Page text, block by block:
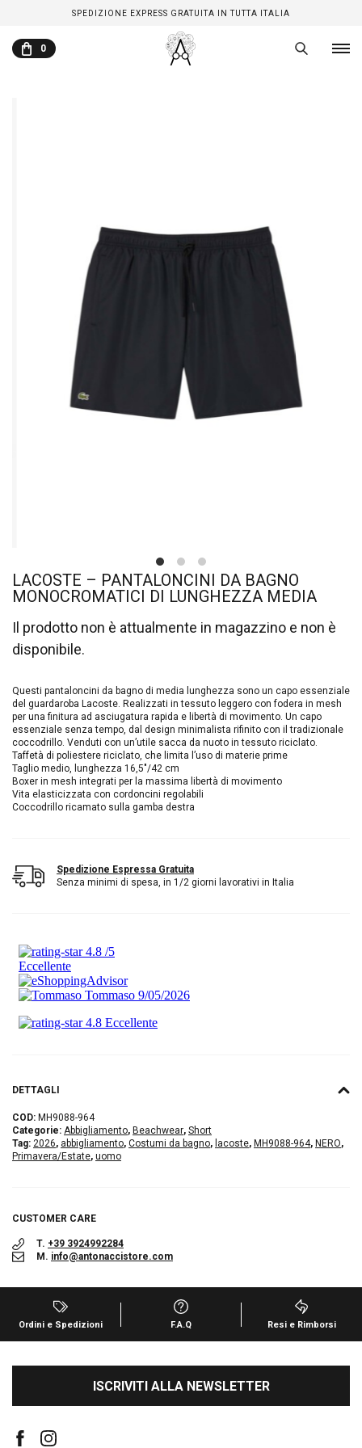
SPEDIZIONE EXPRESS GRATUITA IN TUTTA ITALIA
0
LACOSTE – PANTALONCINI DA BAGNO
MONOCROMATICI DI LUNGHEZZA MEDIA
Il prodotto non è attualmente in magazzino e non è
disponibile.
Questi pantaloncini da bagno di media lunghezza sono un capo essenziale
del guardaroba Lacoste. Realizzati in tessuto leggero con fodera in mesh
per una finitura ad asciugatura rapida e libertà di movimento. Un capo
essenziale senza tempo, dal design minimalista rifinito con il tradizionale
coccodrillo. Venduti con un’utile sacca da nuoto in tessuto riciclato.
Taffetà di poliestere riciclato, che limita l’uso di materie prime
Taglio medio, lunghezza 16,5″/42 cm
Boxer in mesh integrati per la massima libertà di movimento
Vita elasticizzata con cordoncini regolabili
Coccodrillo ricamato sulla gamba destra
Spedizione Espressa Gratuita
Senza minimi di spesa, in 1/2 giorni lavorativi in Italia
DETTAGLI
COD: MH9088-964
Categorie: Abbigliamento, Beachwear, Short
Tag: 2026, abbigliamento, Costumi da bagno, lacoste, MH9088-964, NERO,
Primavera/Estate, uomo
CUSTOMER CARE
T. +39 3924992284
M. info@antonaccistore.com
Ordini e Spedizioni F.A.Q Resi e Rimborsi
ISCRIVITI ALLA NEWSLETTER